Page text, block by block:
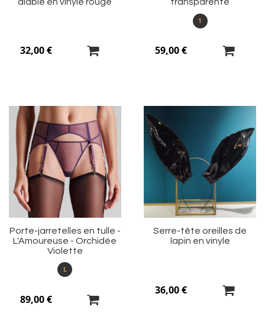
32,00 € 59,00 €
1
Ajouter
d’envie
Porte-jarretelles en tulle -
L'Amoureuse - Orchidée
Violette
89,00 €
L
Serre-tête oreilles de
lapin en vinyle
36,00 €